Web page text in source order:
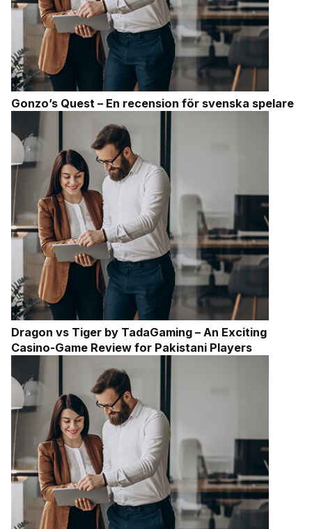
Gonzo’s Quest – En recension för svenska spelare
Dragon vs Tiger by TadaGaming – An Exciting
Casino-Game Review for Pakistani Players